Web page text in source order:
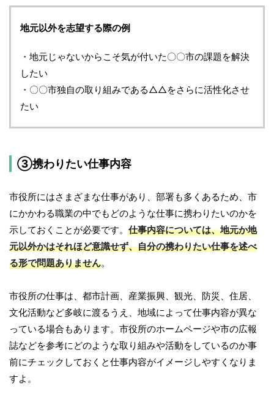
地元以外を志望する際の例
・地元じゃないからこそ気が付いた〇〇市の課題を解決
したい
・〇〇市独自の取り組みである△△をさらに活性化させ
たい
③携わりたい仕事内容
市役所にはさまざまな仕事があり、部署も多くあるため、市
にかかわる職業の中でもどのような仕事に携わりたいのかを
示しておくことが必要です。 仕事内容については、地元か地
元以外かはそれほど意識せず、自分の携わりたい仕事を述べ
る形で問題ありません。
市役所の仕事は、都市計画、産業振興、観光、防災、住居、
文化活動など多岐に渡るうえ、地域によって仕事内容が異な
っている場合もあります。市役所のホームページや市の広報
誌などを参考にどのような取り組みや活動をしているのか事
前にチェックしておくと仕事内容がイメージしやすくなりま
すよ。